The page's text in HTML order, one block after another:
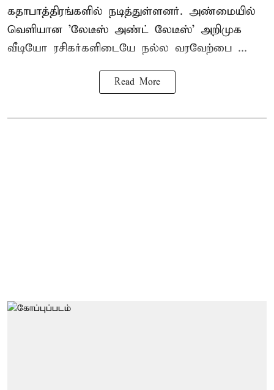
கதாபாத்திரங்களில் நடித்துள்ளனர். அண்மையில்
வெளியான 'லேடீஸ் அண்ட் லேடீஸ்' அறிமுக
வீடியோ ரசிகர்களிடையே நல்ல வரவேற்பை ...
Read More